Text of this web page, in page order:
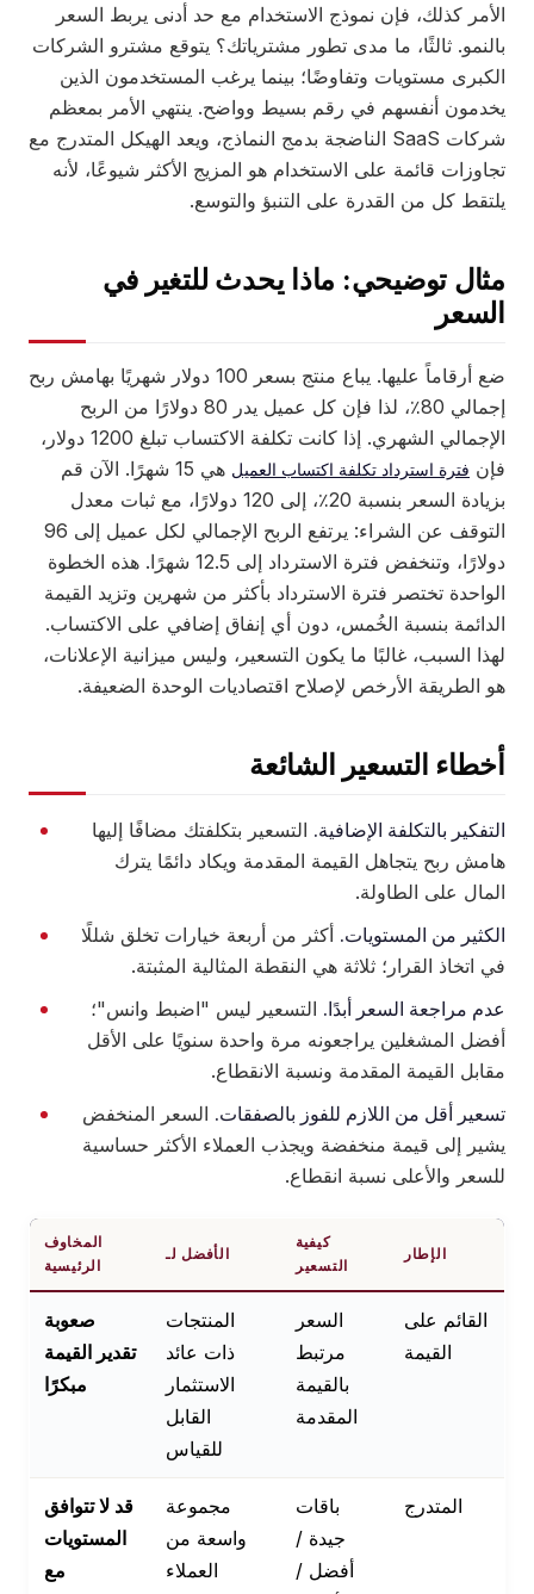
الأمر كذلك، فإن نموذج الاستخدام مع حد أدنى يربط السعر
بالنمو. ثالثًا، ما مدى تطور مشترياتك؟ يتوقع مشترو الشركات
الكبرى مستويات وتفاوضًا؛ بينما يرغب المستخدمون الذين
يخدمون أنفسهم في رقم بسيط وواضح. ينتهي الأمر بمعظم
شركات SaaS الناضجة بدمج النماذج، ويعد الهيكل المتدرج مع
تجاوزات قائمة على الاستخدام هو المزيج الأكثر شيوعًا، لأنه
يلتقط كل من القدرة على التنبؤ والتوسع.
مثال توضيحي: ماذا يحدث للتغير في
السعر
ضع أرقاماً عليها. يباع منتج بسعر 100 دولار شهريًا بهامش ربح
إجمالي 80٪، لذا فإن كل عميل يدر 80 دولارًا من الربح
الإجمالي الشهري. إذا كانت تكلفة الاكتساب تبلغ 1200 دولار،
فإن فترة استرداد تكلفة اكتساب العميل
هي 15 شهرًا. الآن قم
بزيادة السعر بنسبة 20٪، إلى 120 دولارًا، مع ثبات معدل
التوقف عن الشراء: يرتفع الربح الإجمالي لكل عميل إلى 96
دولارًا، وتنخفض فترة الاسترداد إلى 12.5 شهرًا. هذه الخطوة
الواحدة تختصر فترة الاسترداد بأكثر من شهرين وتزيد القيمة
الدائمة بنسبة الخُمس، دون أي إنفاق إضافي على الاكتساب.
لهذا السبب، غالبًا ما يكون التسعير، وليس ميزانية الإعلانات،
هو الطريقة الأرخص لإصلاح اقتصاديات الوحدة الضعيفة.
أخطاء التسعير الشائعة
التفكير بالتكلفة الإضافية. التسعير بتكلفتك مضافًا إليها
هامش ربح يتجاهل القيمة المقدمة ويكاد دائمًا يترك
المال على الطاولة.
الكثير من المستويات. أكثر من أربعة خيارات تخلق شللًا
في اتخاذ القرار؛ ثلاثة هي النقطة المثالية المثبتة.
عدم مراجعة السعر أبدًا. التسعير ليس "اضبط وانس"؛
أفضل المشغلين يراجعونه مرة واحدة سنويًا على الأقل
مقابل القيمة المقدمة ونسبة الانقطاع.
تسعير أقل من اللازم للفوز بالصفقات. السعر المنخفض
يشير إلى قيمة منخفضة ويجذب العملاء الأكثر حساسية
للسعر والأعلى نسبة انقطاع.
الإطار
كيفية
التسعير
الأفضل لـ
المخاوف
الرئيسية
القائم على
القيمة
السعر
مرتبط
بالقيمة
المقدمة
المنتجات
ذات عائد
الاستثمار
القابل
للقياس
صعوبة
تقدير القيمة
مبكرًا
المتدرج
باقات
جيدة /
أفضل /
مجموعة
واسعة من
العملاء
قد لا تتوافق
المستويات
مع